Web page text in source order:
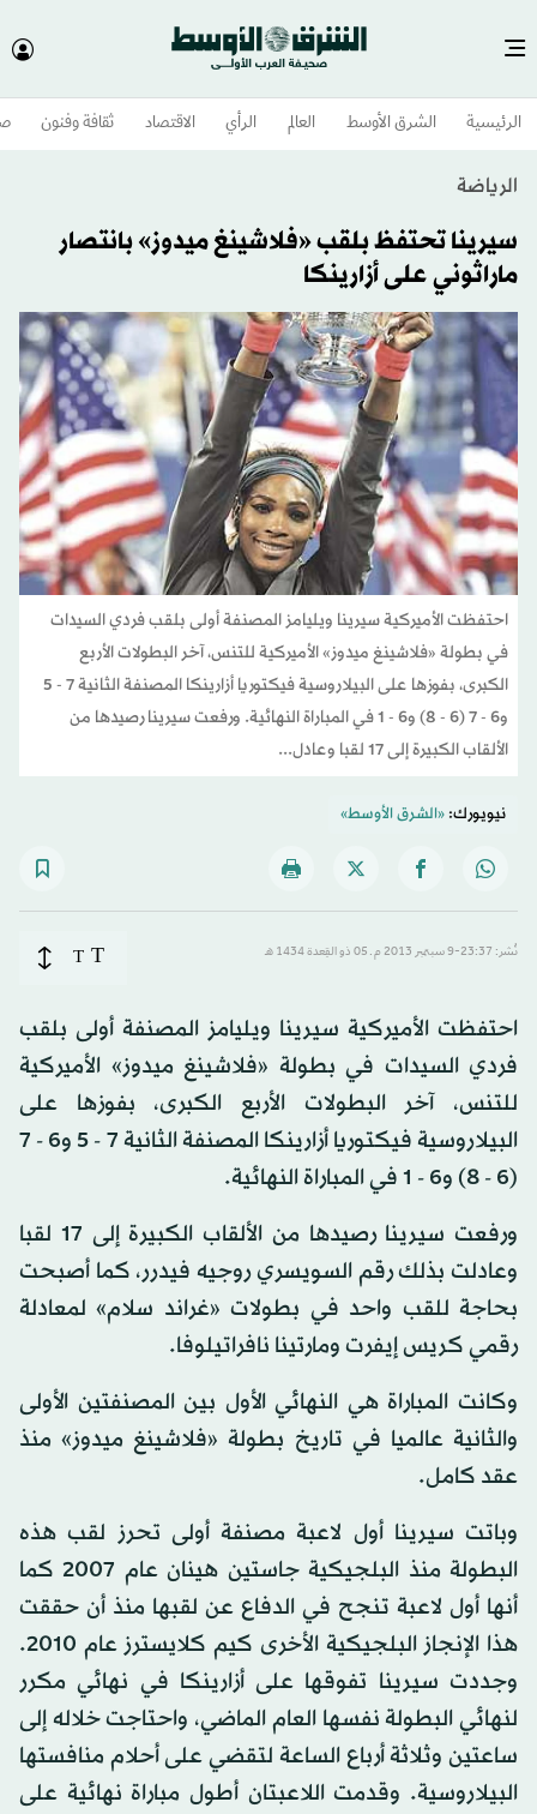
الرئيسية الشرق الأوسط​ العالم الرأي الاقتصاد ثقافة وفنون
الرياضة
سيرينا تحتفظ بلقب «فلاشينغ ميدوز» بانتصار
ماراثوني على أزارينكا
احتفظت الأميركية سيرينا ويليامز المصنفة أولى بلقب فردي السيدات
في بطولة «فلاشينغ ميدوز» الأميركية للتنس، آخر البطولات الأربع
الكبرى، بفوزها على البيلاروسية فيكتوريا أزارينكا المصنفة الثانية 7 - 5
و6 - 7 (6 - 8) و6 - 1 في المباراة النهائية. ورفعت سيرينا رصيدها من
الألقاب الكبيرة إلى 17 لقبا وعادل...
نيويورك:«الشرق الأوسط»
نُشر: 23:37-9 سبتمبر 2013 م ـ 05 ذو القِعدة 1434 هـ T
T
احتفظت الأميركية سيرينا ويليامز المصنفة أولى بلقب
فردي السيدات في بطولة «فلاشينغ ميدوز» الأميركية
للتنس، آخر البطولات الأربع الكبرى، بفوزها على
البيلاروسية فيكتوريا أزارينكا المصنفة الثانية 7 - 5 و6 - 7
(6 - 8) و6 - 1 في المباراة النهائية.
ورفعت سيرينا رصيدها من الألقاب الكبيرة إلى 17 لقبا
وعادلت بذلك رقم السويسري روجيه فيدرر، كما أصبحت
بحاجة للقب واحد في بطولات «غراند سلام» لمعادلة
رقمي كريس إيفرت ومارتينا نافراتيلوفا.
وكانت المباراة هي النهائي الأول بين المصنفتين الأولى
والثانية عالميا في تاريخ بطولة «فلاشينغ ميدوز» منذ
عقد كامل.
وباتت سيرينا أول لاعبة مصنفة أولى تحرز لقب هذه
البطولة منذ البلجيكية جاستين هينان عام 2007 كما
أنها أول لاعبة تنجح في الدفاع عن لقبها منذ أن حققت
هذا الإنجاز البلجيكية الأخرى كيم كلايسترز عام 2010.
وجددت سيرينا تفوقها على أزارينكا في نهائي مكرر
لنهائي البطولة نفسها العام الماضي، واحتاجت خلاله إلى
ساعتين وثلاثة أرباع الساعة لتقضي على أحلام منافستها
البيلاروسية. وقدمت اللاعبتان أطول مباراة نهائية على